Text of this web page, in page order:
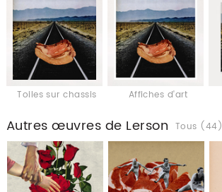
Toiles sur chassis Affiches d'art
Autres œuvres de Lerson Tous (44)